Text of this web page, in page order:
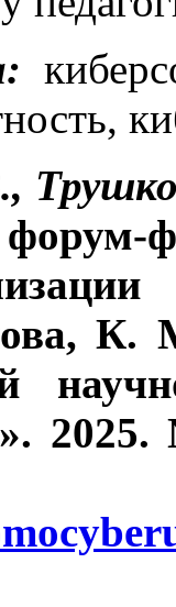
форум-
К.